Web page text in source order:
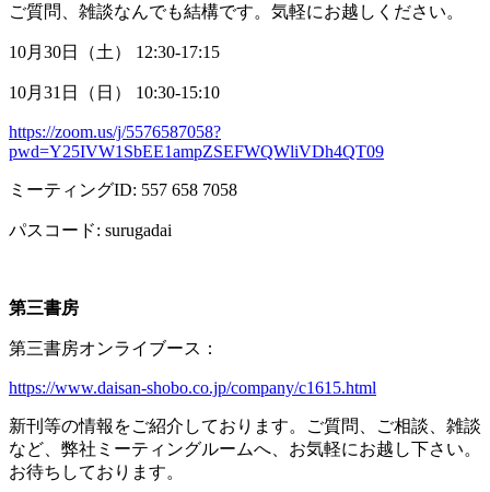
ご質問、雑談なんでも結構です。気軽にお越しください。
10月 30日（土） 12:30-17:15
10月 31 日（日） 10:30-15:10
https://zoom.us/j/5576587058?
pwd=Y25IVW1SbEE1ampZSEFWQWliVDh4QT09
ミーティングID: 557 658 7058
パスコード: surugadai
第三書房
第三書房オンライブース：
https://www.daisan-shobo.co.jp/company/c1615.html
新刊等の情報をご紹介しております。ご質問、ご相談、雑談
など、弊社ミーティングルームへ、お気軽にお越し下さい。
お待ちしております。